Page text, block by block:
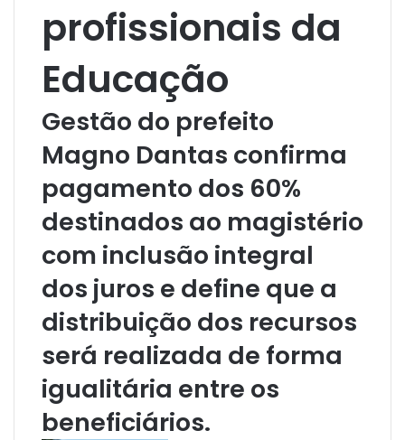
profissionais da
Educação
Gestão do prefeito
Magno Dantas confirma
pagamento dos 60%
destinados ao magistério
com inclusão integral
dos juros e define que a
distribuição dos recursos
será realizada de forma
igualitária entre os
beneficiários.